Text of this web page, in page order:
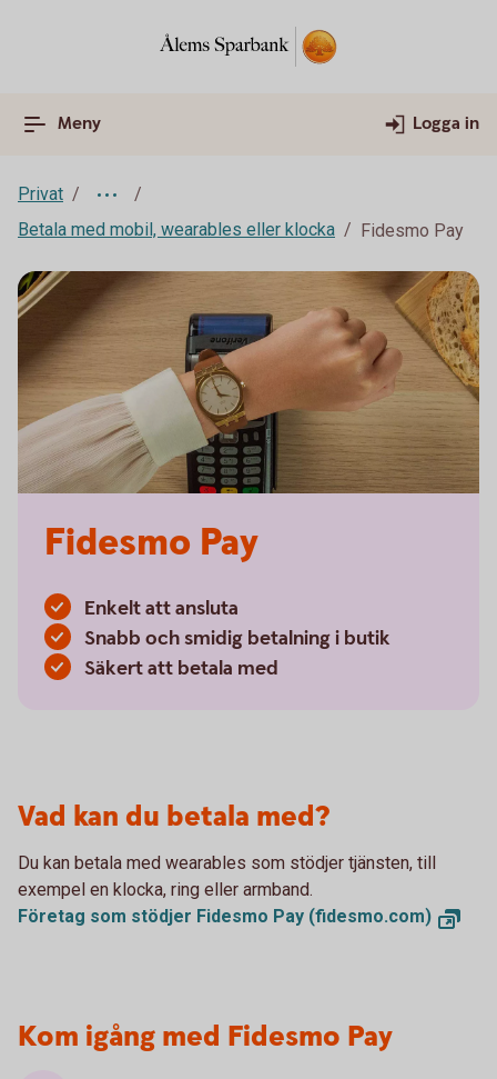
Meny Logga in
Privat
Betala med mobil, wearables eller klocka
Fidesmo Pay
Fidesmo Pay
Enkelt att ansluta
Snabb och smidig betalning i butik
Säkert att betala med
Vad kan du betala med?
Du kan betala med wearables som stödjer tjänsten, till
exempel en klocka, ring eller armband.
Företag som stödjer Fidesmo Pay (fidesmo.com)
Kom igång med Fidesmo Pay